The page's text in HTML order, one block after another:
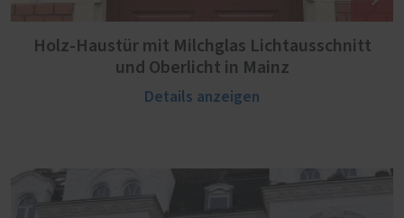
Holz-Haustür mit Milchglas Lichtausschnitt
und Oberlicht in Mainz
Details anzeigen